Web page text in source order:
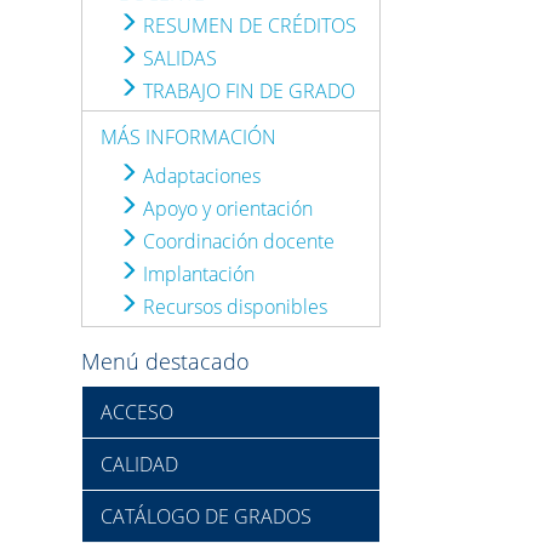
RESUMEN DE CRÉDITOS
SALIDAS
TRABAJO FIN DE GRADO
MÁS INFORMACIÓN
Adaptaciones
Apoyo y orientación
Coordinación docente
Implantación
Recursos disponibles
Menú destacado
ACCESO
CALIDAD
CATÁLOGO DE GRADOS